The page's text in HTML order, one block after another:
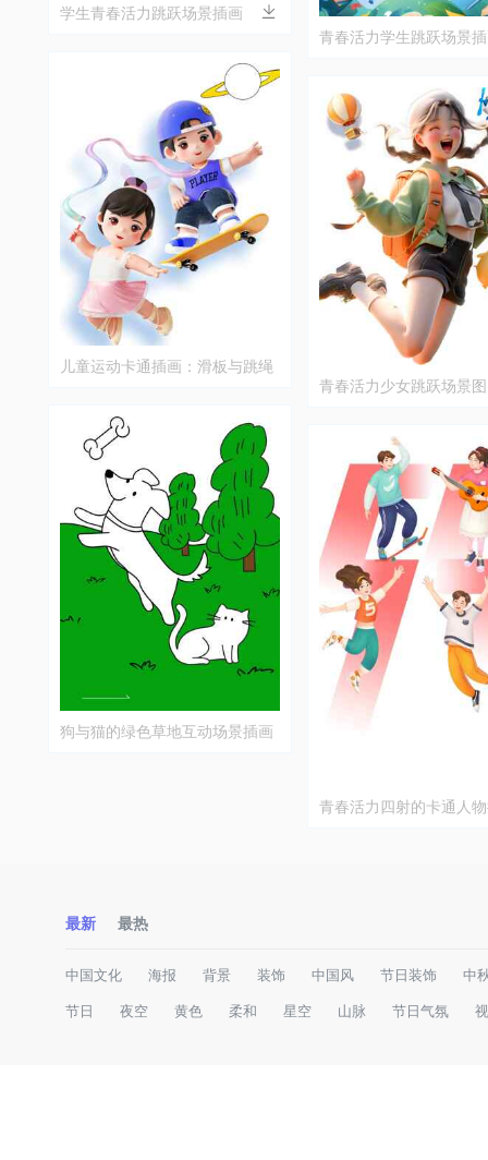
学生青春活力跳跃场景插画
儿童运动卡通插画：滑板与跳绳
狗与猫的绿色草地互动场景插画
青春活力学生跳跃场景
青春活力少女跳跃场景
青春活力四射的卡通人
最新 最热
中国文化 海报 背景 装饰 中国风 节日装饰 中
节日 夜空 黄色 柔和 星空 山脉 节日气氛